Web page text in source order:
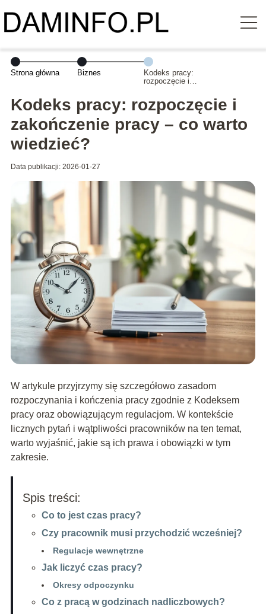
Strona główna Biznes
Kodeks pracy:
rozpoczęcie i
wiedzieć?
Kodeks pracy: rozpoczęcie i
zakończenie pracy – co warto
wiedzieć?
Data publikacji: 2026-01-27
W artykule przyjrzymy się szczegółowo zasadom
rozpoczynania i kończenia pracy zgodnie z Kodeksem
pracy oraz obowiązującym regulacjom. W kontekście
licznych pytań i wątpliwości pracowników na ten temat,
warto wyjaśnić, jakie są ich prawa i obowiązki w tym
zakresie.
Spis treści:
Co to jest czas pracy?
Czy pracownik musi przychodzić wcześniej?
Regulacje wewnętrzne
Jak liczyć czas pracy?
Okresy odpoczynku
Co z pracą w godzinach nadliczbowych?